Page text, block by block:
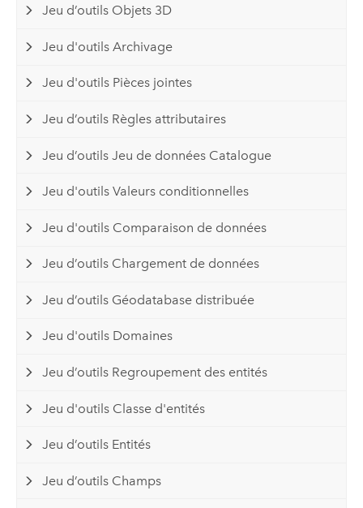
Jeu d’outils Objets 3D
Jeu d'outils Archivage
Jeu d'outils Pièces jointes
Jeu d’outils Règles attributaires
Jeu d’outils Jeu de données Catalogue
Jeu d'outils Valeurs conditionnelles
Jeu d'outils Comparaison de données
Jeu d’outils Chargement de données
Jeu d’outils Géodatabase distribuée
Jeu d'outils Domaines
Jeu d’outils Regroupement des entités
Jeu d'outils Classe d'entités
Jeu d’outils Entités
Jeu d’outils Champs